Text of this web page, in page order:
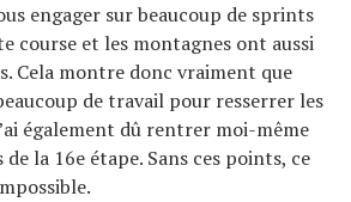
engager sur beaucoup de sprints
course et les montagnes ont aussi
Cela montre donc vraiment que
de travail pour resserrer les
également dû rentrer moi-même
de la 16e étape. Sans ces points, ce